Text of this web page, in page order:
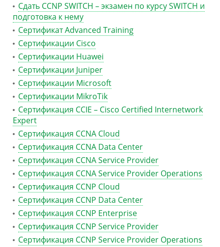
Сдать CCNP SWITCH – экзамен по курсу SWITCH и
подготовка к нему
Сертификат Advanced Training
Сертификации Cisco
Сертификации Huawei
Сертификации Juniper
Сертификации Microsoft
Сертификации MikroTik
Сертификация CCIE – Cisco Certified Internetwork
Expert
Сертификация CCNA Cloud
Сертификация CCNA Data Center
Сертификация CCNA Service Provider
Сертификация CCNA Service Provider Operations
Сертификация CCNP Cloud
Сертификация CCNP Data Center
Сертификация CCNP Enterprise
Сертификация CCNP Service Provider
Сертификация CCNP Service Provider Operations